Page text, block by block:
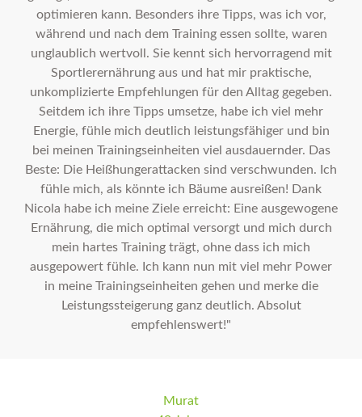
optimieren kann. Besonders ihre Tipps, was ich vor,
während und nach dem Training essen sollte, waren
unglaublich wertvoll. Sie kennt sich hervorragend mit
Sportlerernährung aus und hat mir praktische,
unkomplizierte Empfehlungen für den Alltag gegeben.
Seitdem ich ihre Tipps umsetze, habe ich viel mehr
Energie, fühle mich deutlich leistungsfähiger und bin
bei meinen Trainingseinheiten viel ausdauernder. Das
Beste: Die Heißhungerattacken sind verschwunden. Ich
fühle mich, als könnte ich Bäume ausreißen! Dank
Nicola habe ich meine Ziele erreicht: Eine ausgewogene
Ernährung, die mich optimal versorgt und mich durch
mein hartes Training trägt, ohne dass ich mich
ausgepowert fühle. Ich kann nun mit viel mehr Power
in meine Trainingseinheiten gehen und merke die
Leistungssteigerung ganz deutlich. Absolut
empfehlenswert!"
Murat